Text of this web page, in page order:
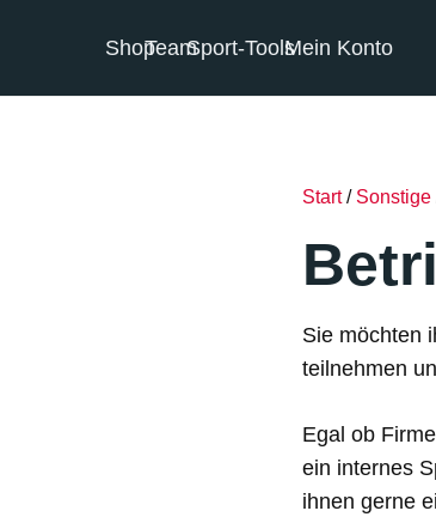
ShopTeamSport-ToolsMein Konto
Start/ Sonstige
Sie möchten
teilnehmen
Egal ob
ein internes
ihnen gerne